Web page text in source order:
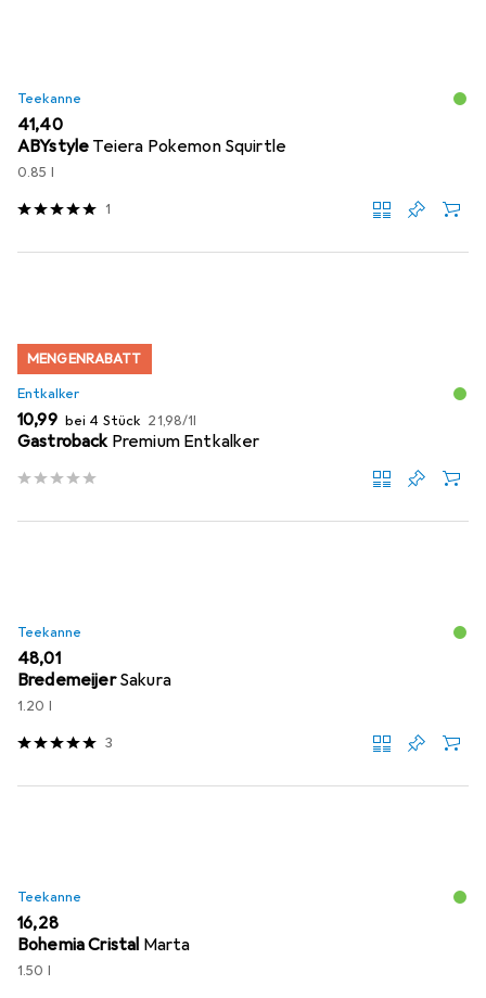
Teekanne
EUR
41,40
ABYstyle Teiera Pokemon Squirtle
0.85 l
1
MENGENRABATT
Entkalker
EUR
10,99 bei 4 Stück EUR
21,98/1l
Gastroback Premium Entkalker
Teekanne
EUR
48,01
Bredemeijer Sakura
1.20 l
3
Teekanne
EUR
16,28
Bohemia Cristal Marta
1.50 l